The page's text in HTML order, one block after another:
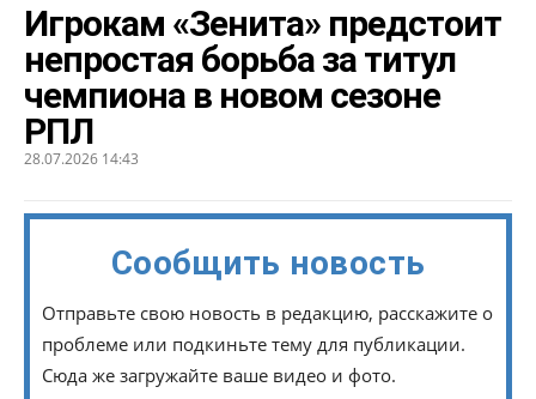
Игрокам «Зенита» предстоит
непростая борьба за титул
чемпиона в новом сезоне
РПЛ
28.07.2026 14:43
Сообщить новость
Отправьте свою новость в редакцию, расскажите о
проблеме или подкиньте тему для публикации.
Сюда же загружайте ваше видео и фото.